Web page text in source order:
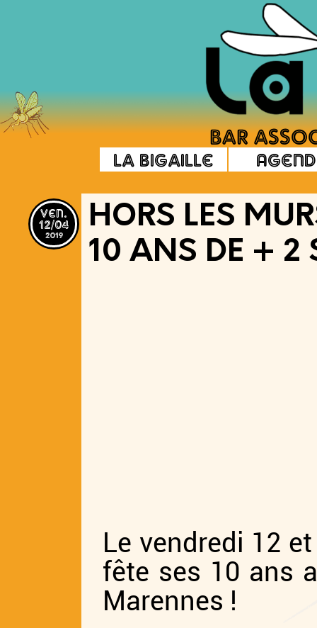
La Bigaille
ven.
12/04
2019
HORS LES
10 ANS DE + 2
Le vendredi 12
fête ses 10 ans
Marennes !